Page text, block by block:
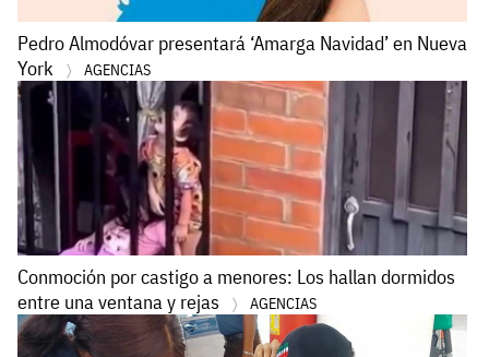
Pedro Almodóvar presentará ‘Amarga Navidad’ en Nueva
York
AGENCIAS
Conmoción por castigo a menores: Los hallan dormidos
entre una ventana y rejas
AGENCIAS